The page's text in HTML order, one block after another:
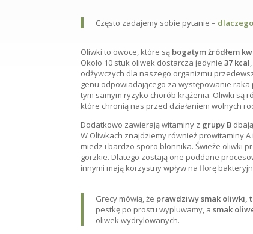
Często zadajemy sobie pytanie –
Oliwki to owoce, które są bogatym źródłem
Około 10 stuk oliwek dostarcza jedynie37 kcal
odżywczych dla naszego organizmu
genu odpowiadającego za występowanie
tym samym ryzyko chorób krążenia. Oliwki są
które chronią nas przed działaniem wolnych
Dodatkowo zawierają witaminy z grupy B
W Oliwkach znajdziemy również prowitaminy
miedz i bardzo sporo błonnika. Świeże oliwki
gorzkie. Dlatego zostają one poddane
innymi mają korzystny wpływ na florę
Grecy mówią, że prawdziwy smak oliwki,
pestkę po prostu wypluwamy, asmak
oliwek wydrylowanych.